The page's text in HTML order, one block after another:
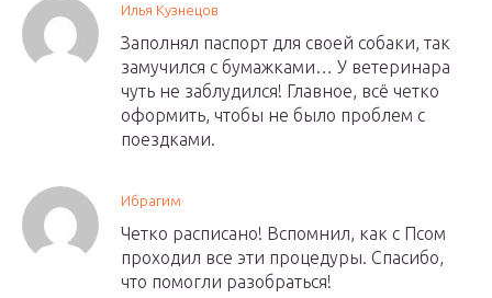
Илья Кузнецов
Заполнял паспорт для своей собаки, так
замучился с бумажками… У ветеринара
чуть не заблудился! Главное, всё четко
оформить, чтобы не было проблем с
поездками.
Ибрагим
Четко расписано! Вспомнил, как с Псом
проходил все эти процедуры. Спасибо,
что помогли разобраться!